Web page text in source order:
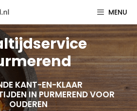
MENU
KANT-EN-KLAAR
IN PURMEREND VOOR
OUDEREN